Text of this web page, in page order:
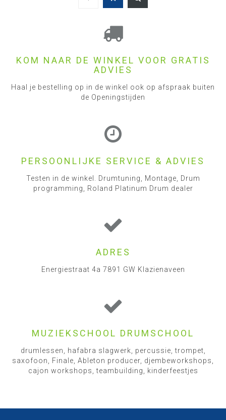
KOM NAAR DE WINKEL VOOR GRATIS
ADVIES
Haal je bestelling op in de winkel ook op afspraak buiten
de Openingstijden
PERSOONLIJKE SERVICE & ADVIES
Testen in de winkel. Drumtuning, Montage, Drum
programming, Roland Platinum Drum dealer
ADRES
Energiestraat 4a 7891 GW Klazienaveen
MUZIEKSCHOOL DRUMSCHOOL
drumlessen, hafabra slagwerk, percussie, trompet,
saxofoon, Finale, Ableton producer, djembeworkshops,
cajon workshops, teambuilding, kinderfeestjes